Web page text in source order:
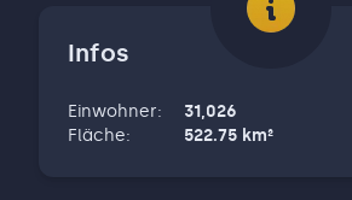
Infos
Einwohner:
31,026
Fläche: 522.75 km²